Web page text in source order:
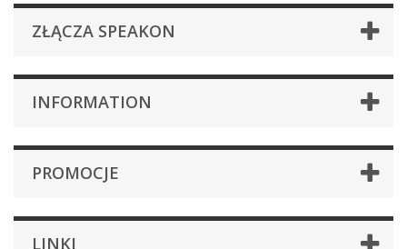
ZŁĄCZA SPEAKON
INFORMATION
PROMOCJE
LINKI